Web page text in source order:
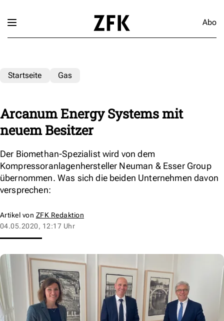
Abo
Startseite Gas
Arcanum Energy Systems mit
neuem Besitzer
Der Biomethan-Spezialist wird von dem
Kompressoranlagenhersteller Neuman & Esser Group
übernommen. Was sich die beiden Unternehmen davon
versprechen:
Artikel von ZFK Redaktion
04.05.2020, 12:17 Uhr